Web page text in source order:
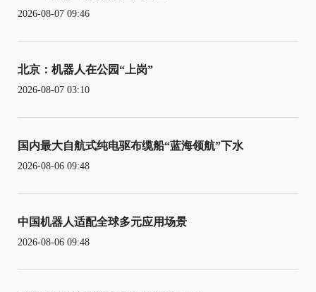
2026-08-07 09:46
北京：机器人在公园“上岗”
2026-08-07 03:10
国内最大自航式纯电驱布缆船“蓝海领航”下水
2026-08-06 09:48
中国机器人适配全球多元应用场景
2026-08-06 09:48